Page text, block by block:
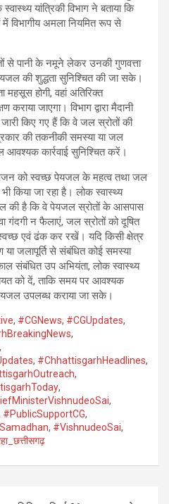
यांत्रिकी विभाग ने बताया कि
विभागीय अमला नियमित रूप से
से पानी के नमूने लेकर उनकी गुणवत्ता
की शुद्धता सुनिश्चित की जा सके।
महसूस होगी, वहां अतिरिक्त
जाएगा। विभाग द्वारा मैदानी
किए गए हैं कि वे जल स्रोतों की
की तकनीकी समस्या या जल
कार्रवाई सुनिश्चित करें।
को स्वच्छ पेयजल के महत्व तथा जल
किया जा रहा है। लोक स्वास्थ्य
की है कि वे पेयजल स्रोतों के आसपास
न फैलाएं, जल स्रोतों को दूषित
एवं ढंक कर रखें। यदि किसी क्षेत्र
जलापूर्ति से संबंधित कोई समस्या
संबंधित उप अभियंता, लोक स्वास्थ्य
को दें, ताकि समय पर आवश्यक
पेयजल उपलब्ध कराया जा सके।
, #CGNews, #CGUpdates,
,
,
, #ChhattisgarhHeadlines,
,
,
,
#PublicSupportCG,
, #VishnudeoSai,